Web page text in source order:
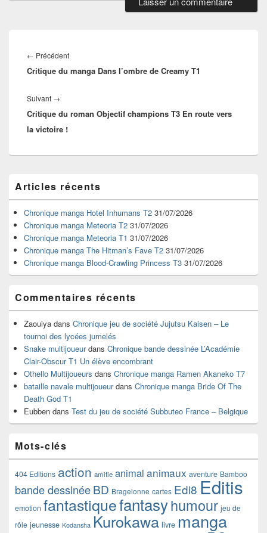
de
l’article
← PrécédentArticle
précédent :
Critique du manga Dans l’ombre de Creamy T1
Suivant →
suivant :
Critique du roman Objectif champions T3 En route vers
la victoire !
principale
de
widget
pour
barre
latérale
Articles récents
Chronique manga Hotel Inhumans T2 31/07/2026
Chronique manga Meteoria T2 31/07/2026
Chronique manga Meteoria T1 31/07/2026
Chronique manga The Hitman’s Fave T2 31/07/2026
Chronique manga Blood-Crawling Princess T3 31/07/2026
Commentaires récents
Zaouiya dans Chronique jeu de société Jujutsu Kaisen – Le
tournoi des lycées jumelés
Snake multijoueurdans Chronique bande dessinée L’Académie
Clair-Obscur T1 Un élève encombrant
Othello Multijoueurs dans Chronique manga Ramen Akaneko T7
bataille navale multijoueurdans Chronique manga Bride Of The
Death God T1
Eubben dans Test du jeu de société Subbuteo France – Belgique
Mots-clés
404 Editions action amitie animal animaux aventure Bamboo
bande dessinéeBD Bragelonne cartes Edi8 Editis
emotion fantastiquefantasyhumour jeu de
rôle jeunesse Kodansha Kurokawa livre manga